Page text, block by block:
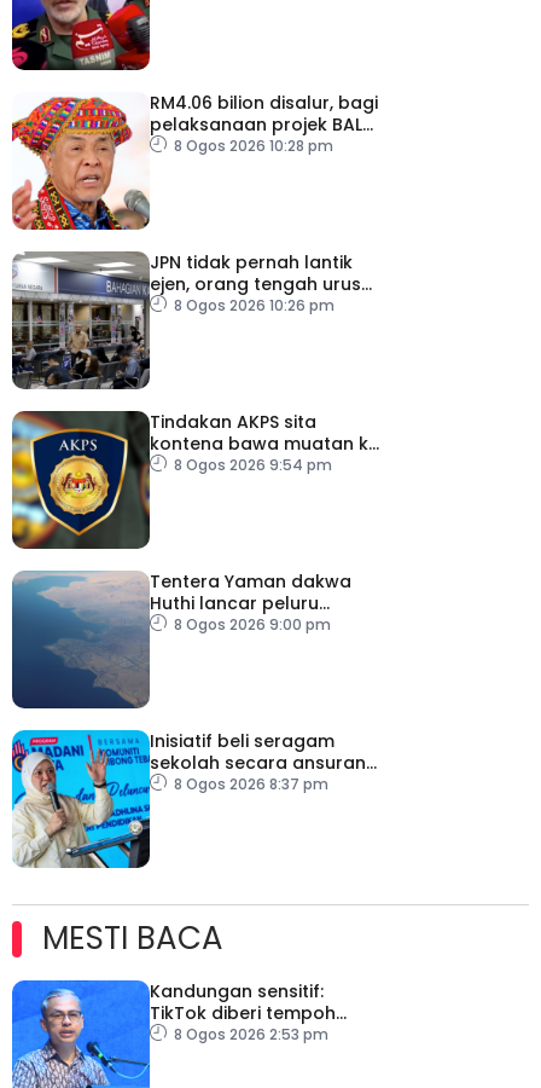
RM4.06 bilion disalur, bagi
pelaksanaan projek BALB
di Sabah
8 Ogos 2026 10:28 pm
JPN tidak pernah lantik
ejen, orang tengah urus
dokumentasi
8 Ogos 2026 10:26 pm
Tindakan AKPS sita
kontena bawa muatan ke
Israel bukti ketegasan
8 Ogos 2026 9:54 pm
Tentera Yaman dakwa
Huthi lancar peluru
berpandu ke arah Laut
8 Ogos 2026 9:00 pm
Inisiatif beli seragam
sekolah secara ansuran
ringankan beban ibu
8 Ogos 2026 8:37 pm
MESTI BACA
Kandungan sensitif:
TikTok diberi tempoh
perkukuh sistem
8 Ogos 2026 2:53 pm